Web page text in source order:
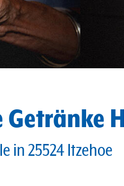
in 25524 Itzehoe